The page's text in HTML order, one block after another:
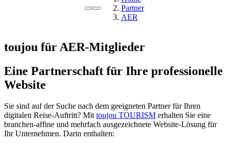
Partner
AER
toujou für AER-Mitglieder
Eine Partnerschaft für Ihre professionelle
Website
Sie sind auf der Suche nach dem geeigneten Partner für Ihren
digitalen Reise-Auftritt? Mittoujou TOURISM erhalten Sie eine
branchen-affine und mehrfach ausgezeichnete Website-Lösung für
Ihr Unternehmen. Darin enthalten: